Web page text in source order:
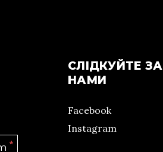
*
СЛІДКУЙТЕ ЗА
НАМИ
Facebook
Instagram